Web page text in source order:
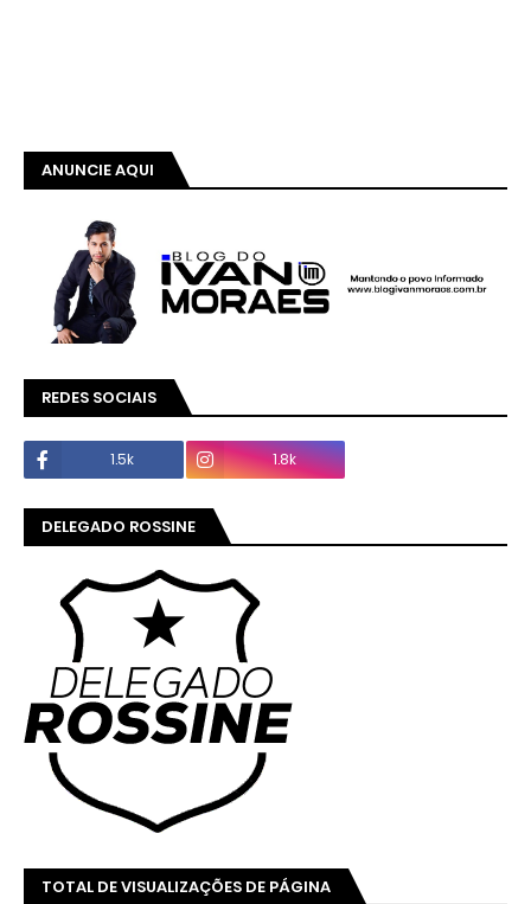
ANUNCIE AQUI
REDES SOCIAIS
1.5k 1.8k
DELEGADO ROSSINE
TOTAL DE VISUALIZAÇÕES DE PÁGINA